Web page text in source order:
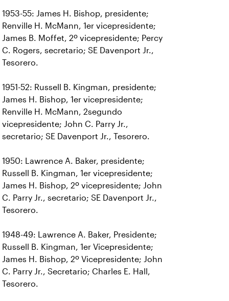
1953-55: James H. Bishop, presidente;
Renville H. McMann, 1er vicepresidente;
James B. Moffet, 2º vicepresidente; Percy
C. Rogers, secretario; SE Davenport Jr.,
Tesorero.
1951-52: Russell B. Kingman, presidente;
James H. Bishop, 1er vicepresidente;
Renville H. McMann, 2segundo
vicepresidente; John C. Parry Jr.,
secretario; SE Davenport Jr., Tesorero.
1950: Lawrence A. Baker, presidente;
Russell B. Kingman, 1er vicepresidente;
James H. Bishop, 2º vicepresidente; John
C. Parry Jr., secretario; SE Davenport Jr.,
Tesorero.
1948-49: Lawrence A. Baker, Presidente;
Russell B. Kingman, 1er Vicepresidente;
James H. Bishop, 2º Vicepresidente; John
C. Parry Jr., Secretario; Charles E. Hall,
Tesorero.